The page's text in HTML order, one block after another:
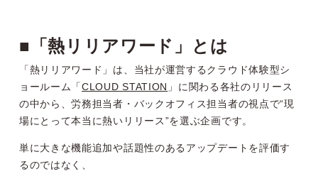
■「熱リリアワード」とは
「熱リリアワード」は、当社が運営するクラウド体験型シ
ョールーム「CLOUD STATION 」に関わる各社のリリース
の中から、労務担当者・バックオフィス担当者の視点で“現
場にとって本当に熱いリリース”を選ぶ企画です。
単に大きな機能追加や話題性のあるアップデートを評価す
るのではなく、